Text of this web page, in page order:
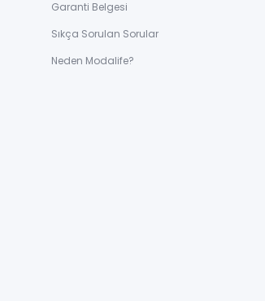
Garanti Belgesi
Sıkça Sorulan Sorular
Neden Modalife?